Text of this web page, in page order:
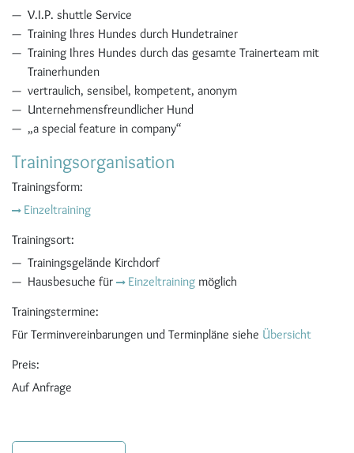
V.I.P. shuttle Service
Training Ihres Hundes durch Hundetrainer
Training Ihres Hundes durch das gesamte Trainerteam mit
Trainerhunden
vertraulich, sensibel, kompetent, anonym
Unternehmensfreundlicher Hund
„a special feature in company“
Trainingsorganisation
Trainingsform:
Einzeltraining
Trainingsort:
Trainingsgelände Kirchdorf
Hausbesuche für
Einzeltraining möglich
Trainingstermine:
Für Terminvereinbarungen und Terminpläne siehe Übersicht
Preis:
Auf Anfrage